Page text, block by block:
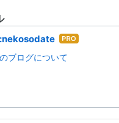
はて
ログ
ブログについて